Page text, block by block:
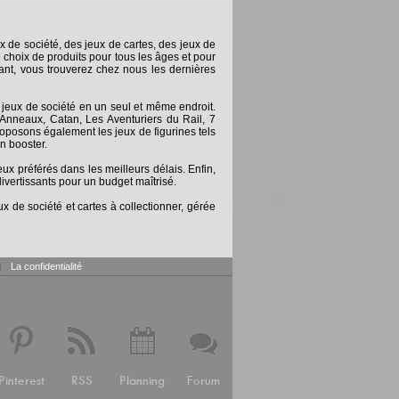
de société, des jeux de cartes, des jeux de
de produits pour tous les âges et pour
vous trouverez chez nous les dernières
de société en un seul et même endroit.
Catan, Les Aventuriers du Rail, 7
également les jeux de figurines tels
booster.
préférés dans les meilleurs délais. Enfin,
pour un budget maîtrisé.
de société et cartes à collectionner, gérée
| La confidentialité
Pinterest RSS Planning Forum